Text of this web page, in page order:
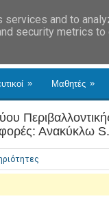
» Μαθητές »
Ανακύκλω
and to
security metrics